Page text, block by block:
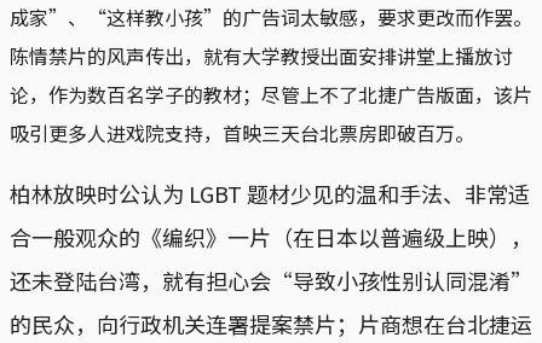
成家”、“这样教小孩”的广告词太敏感，要求更改而作罢。
陈情禁片的风声传出，就有大学教授出面安排讲堂上播放讨
论，作为数百名学子的教材；尽管上不了北捷广告版面，该片
吸引更多人进戏院支持，首映三天台北票房即破百万。
柏林放映时公认为 LGBT 题材少见的温和手法、非常适
合一般观众的《编织》一片（在日本以普遍级上映），
还未登陆台湾，就有担心会“导致小孩性别认同混淆”
的民众，向行政机关连署提案禁片；片商想在台北捷运